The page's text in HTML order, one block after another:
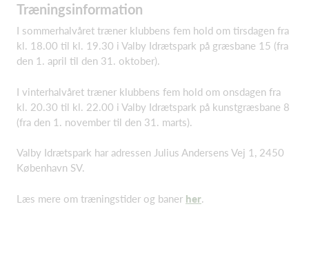
Træningsinformation
I sommerhalvåret træner klubbens fem hold om tirsdagen fra
kl. 18.00 til kl. 19.30 i Valby Idrætspark på græsbane 15 (fra
den 1. april til den 31. oktober).
I vinterhalvåret træner klubbens fem hold om onsdagen fra
kl. 20.30 til kl. 22.00 i Valby Idrætspark på kunstgræsbane 8
(fra den 1. november til den 31. marts).
Valby Idrætspark har adressen Julius Andersens Vej 1, 2450
København SV.
Læs mere om træningstider og baner her